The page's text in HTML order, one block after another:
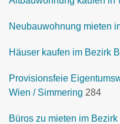
Neubauwohnung mieten
Häuser kaufen im Bezirk
Provisionsfeie
Wien / Simmering 284
Büros zu mieten im